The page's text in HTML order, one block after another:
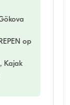
op
Kajak